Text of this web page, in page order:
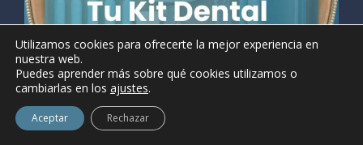
Utilizamos cookies para ofrecerte la mejor experiencia en
nuestra web.
Puedes aprender más sobre qué cookies utilizamos o
cambiarlas en los ajustes.
Aceptar Rechazar